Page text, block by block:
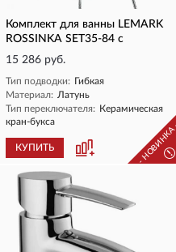
Комплект для ванны LEMARK
ROSSINKA SET35-84 с
15 286 руб.
Тип подводки: Гибкая
Материал: Латунь
Тип переключателя: Керамическая
кран-букса
КУПИТЬ - НОВИНКА -
!